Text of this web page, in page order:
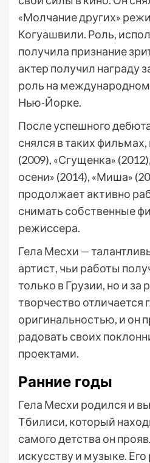
«Молчание других»
Когуашвили. Роль,
получила признание
актер получил
роль на
Нью-Йорке.
После успешного
снялся в таких
(2009), «Сгущенка»
осени» (2014), «Миша»
продолжает активно
снимать собственные
режиссера.
Гела Месхи —
артист, чьи работы
только в Грузии, но и за
творчество отличается
оригинальностью, и он
радовать своих
проектами.
Ранние годы
Гела Месхи родился и
Тбилиси, который
самого детства он
искусству и музыке.